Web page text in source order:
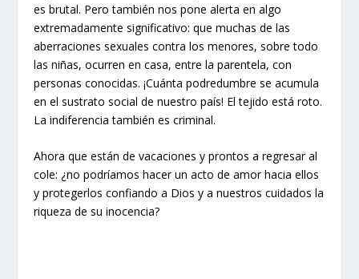
es brutal. Pero también nos pone alerta en algo
extremadamente significativo: que muchas de las
aberraciones sexuales contra los menores, sobre todo
las niñas, ocurren en casa, entre la parentela, con
personas conocidas. ¡Cuánta podredumbre se acumula
en el sustrato social de nuestro país! El tejido está roto.
La indiferencia también es criminal.
Ahora que están de vacaciones y prontos a regresar al
cole: ¿no podríamos hacer un acto de amor hacia ellos
y protegerlos confiando a Dios y a nuestros cuidados la
riqueza de su inocencia?